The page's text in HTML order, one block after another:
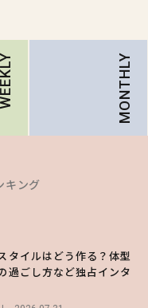
WEEKLY MONTHLY
キング
タイルはどう作る？体型
過ごし方など独占インタ
キング
スシローと初コラボ♡
ュー＆限定グッズを総
キング
るとロマンティックトラ
秋の新作コーデ4選